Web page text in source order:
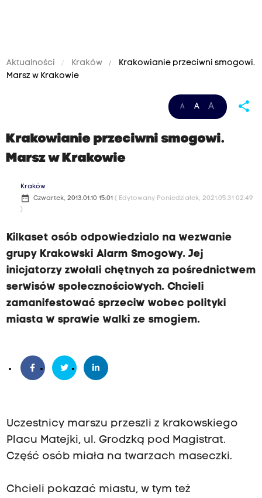
Aktualności Kraków
Krakowianie przeciwni smogowi.
Marsz w Krakowie
A A A share
Krakowianie przeciwni smogowi.
Marsz w Krakowie
Kraków
date_range Czwartek, 2013.01.10 15:01 ( Edytowany Poniedziałek, 2021.05.31 02:49
)
Kilkaset osób odpowiedzialo na wezwanie
grupy Krakowski Alarm Smogowy. Jej
inicjatorzy zwołali chętnych za pośrednictwem
serwisów społecznościowych. Chcieli
zamanifestować sprzeciw wobec polityki
miasta w sprawie walki ze smogiem.
Uczestnicy marszu przeszli z krakowskiego
Placu Matejki, ul. Grodzką pod Magistrat.
Część osób miała na twarzach maseczki.
Chcieli pokazać miastu, w tym też